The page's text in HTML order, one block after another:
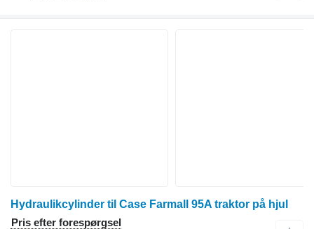
Hydraulikcylinder til Case Farmall 95A traktor på hjul
Pris efter forespørgsel